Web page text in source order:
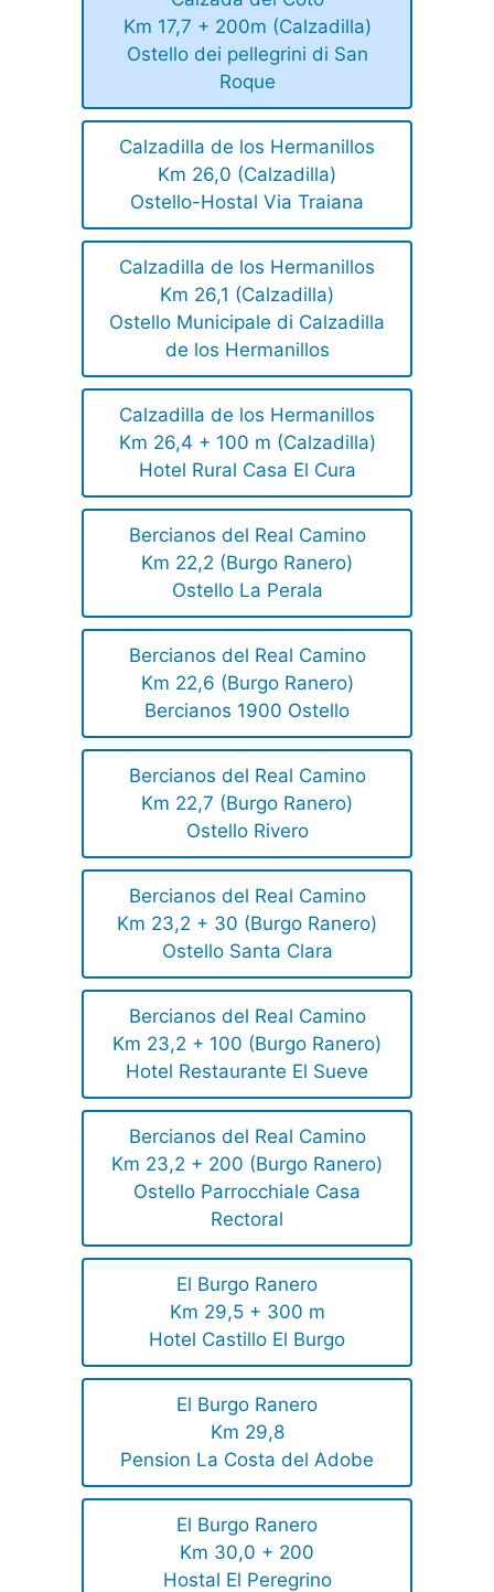
Km 17,7 + 200m (Calzadilla)
Ostello dei pellegrini di San
Roque
Calzadilla de los Hermanillos
Km 26,0 (Calzadilla)
Ostello-Hostal Via Traiana
Calzadilla de los Hermanillos
Km 26,1 (Calzadilla)
Ostello Municipale di Calzadilla
de los Hermanillos
Calzadilla de los Hermanillos
Km 26,4 + 100 m (Calzadilla)
Hotel Rural Casa El Cura
Bercianos del Real Camino
Km 22,2 (Burgo Ranero)
Ostello La Perala
Bercianos del Real Camino
Km 22,6 (Burgo Ranero)
Bercianos 1900 Ostello
Bercianos del Real Camino
Km 22,7 (Burgo Ranero)
Ostello Rivero
Bercianos del Real Camino
Km 23,2 + 30 (Burgo Ranero)
Ostello Santa Clara
Bercianos del Real Camino
Km 23,2 + 100 (Burgo Ranero)
Hotel Restaurante El Sueve
Bercianos del Real Camino
Km 23,2 + 200 (Burgo Ranero)
Ostello Parrocchiale Casa
Rectoral
El Burgo Ranero
Km 29,5 + 300 m
Hotel Castillo El Burgo
El Burgo Ranero
Km 29,8
Pension La Costa del Adobe
El Burgo Ranero
Km 30,0 + 200
Hostal El Peregrino